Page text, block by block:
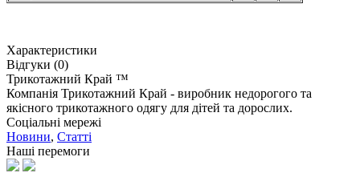
Характеристики
Відгуки (0)
Трикотажний Край ™
Компанія Трикотажний Край - виробник недорогого та
якісного трикотажного одягу для дітей та дорослих.
Соціальні мережі
Новини, Статті
Наші перемоги